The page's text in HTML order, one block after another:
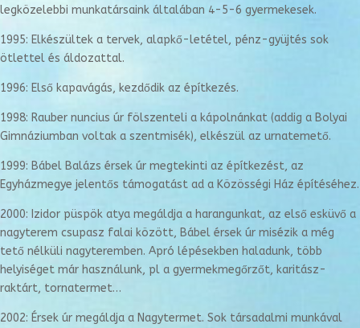
legközelebbi munkatársaink általában 4-5-6 gyermekesek.
1995: Elkészültek a tervek, alapkő-letétel, pénz-gyüjtés sok
ötlettel és áldozattal.
1996: Első kapavágás, kezdődik az építkezés.
1998: Rauber nuncius úr fölszenteli a kápolnánkat (addig a Bolyai
Gimnáziumban voltak a szentmisék), elkészül az urnatemető.
1999: Bábel Balázs érsek úr megtekinti az építkezést, az
Egyházmegye jelentős támogatást ad a Közösségi Ház építéséhez.
2000: Izidor püspök atya megáldja a harangunkat, az első esküvő a
nagyterem csupasz falai között, Bábel érsek úr misézik a még
tető nélküli nagyteremben. Apró lépésekben haladunk, több
helyiséget már használunk, pl a gyermekmegőrzőt, karitász-
raktárt, tornatermet…
2002: Érsek úr megáldja a Nagytermet. Sok társadalmi munkával